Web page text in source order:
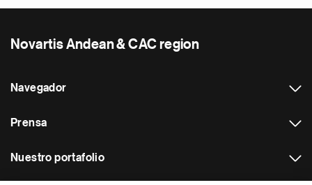
Novartis Andean & CAC region
Navegador
Prensa
Nuestro portafolio